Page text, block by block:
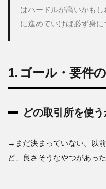
はハードルが高いかも
に進めていけば必ず身に
1. ゴール・要件
どの取引所を使う
→まだ決まっていない。以
ど、良さそうなやつがあっ